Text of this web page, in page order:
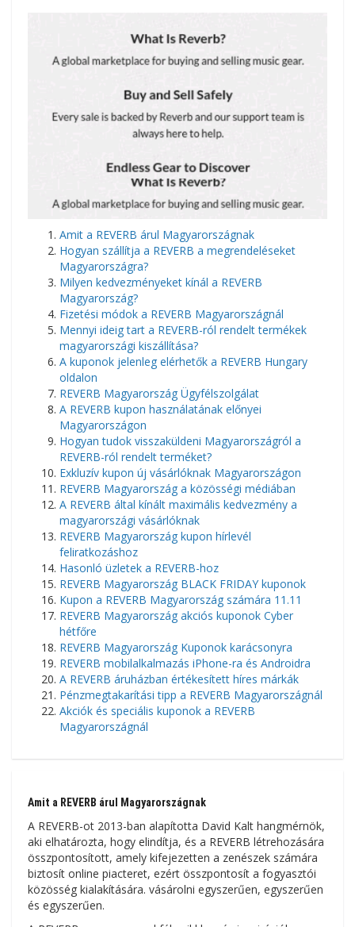
​Amit a REVERB árul Magyarországnak
Hogyan szállítja a REVERB a megrendeléseket
Magyarországra?
Milyen kedvezményeket kínál a REVERB
Magyarország?
Fizetési módok a REVERB Magyarországnál
Mennyi ideig tart a REVERB-ról rendelt termékek
magyarországi kiszállítása?
A kuponok jelenleg elérhetők a REVERB Hungary
oldalon
REVERB Magyarország Ügyfélszolgálat
A REVERB kupon használatának előnyei
Magyarországon
Hogyan tudok visszaküldeni Magyarországról a
REVERB-ról rendelt terméket?
Exkluzív kupon új vásárlóknak Magyarországon
REVERB Magyarország a közösségi médiában
A REVERB által kínált maximális kedvezmény a
magyarországi vásárlóknak
REVERB Magyarország kupon hírlevél
feliratkozáshoz
Hasonló üzletek a REVERB-hoz
REVERB Magyarország BLACK FRIDAY kuponok
Kupon a REVERB Magyarország számára 11.11
REVERB Magyarország akciós kuponok Cyber ​​​​
hétfőre
REVERB Magyarország Kuponok karácsonyra
REVERB mobilalkalmazás iPhone-ra és Androidra
A REVERB áruházban értékesített híres márkák
Pénzmegtakarítási tipp a REVERB Magyarországnál
Akciók és speciális kuponok a REVERB
Magyarországnál
Amit a REVERB árul Magyarországnak
A REVERB-ot 2013-ban alapította David Kalt hangmérnök,
aki elhatározta, hogy elindítja, és a REVERB létrehozására
összpontosított, amely kifejezetten a zenészek számára
biztosít online piacteret, ezért összpontosít a fogyasztói
közösség kialakítására. vásárolni egyszerűen, egyszerűen
és egyszerűen.